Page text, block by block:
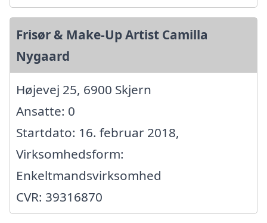
Frisør & Make-Up Artist Camilla
Nygaard
Højevej 25, 6900 Skjern
Ansatte: 0
Startdato: 16. februar 2018,
Virksomhedsform:
Enkeltmandsvirksomhed
CVR: 39316870